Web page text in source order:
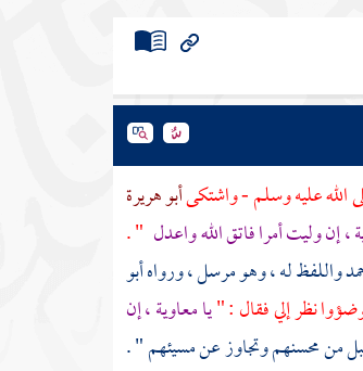
الله عليه وسلم - واشتكىأبو هريرة
، إن وليت أمرا فاتق الله واعدل " .
واللفظ له ، وهو مرسل ، ورواهأبو
نظر إلي فقال : "يامعاوية، إن
من محسنهم وتجاوز عن مسيئهم " .